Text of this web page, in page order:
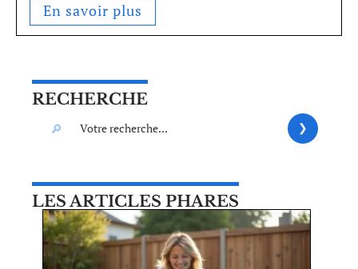
En savoir plus
RECHERCHE
LES ARTICLES PHARES